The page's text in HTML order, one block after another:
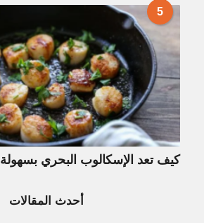
5
كيف تعد الإسكالوب البحري بسهولة
أحدث المقالات